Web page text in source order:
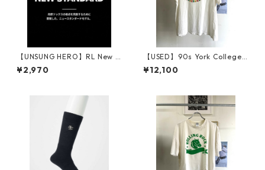
【UNSUNG HERO】RL New S
tandard Socks (厚)_BLACK
¥2,970
【USED】90s York College
"Greek Week 1992" / Printe
d Tee
¥12,100